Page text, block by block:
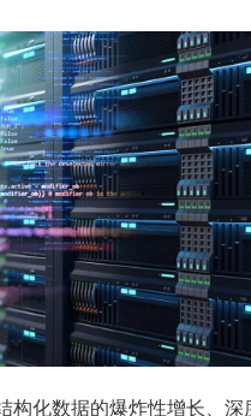
构化数据的爆炸性增长、深